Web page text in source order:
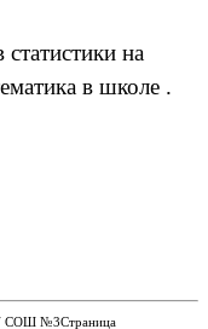
на
в школе .
СОШ №3Страница